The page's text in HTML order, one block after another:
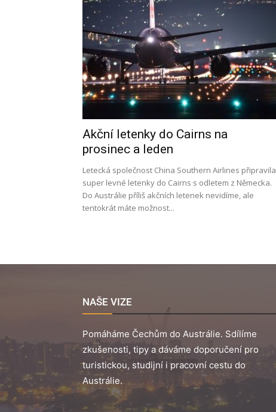
Akční letenky do Cairns na
prosinec a leden
Letecká společnost China Southern Airlines připravila
super levné letenky do Cairns s odletem z Německa.
Do Austrálie příliš akčních letenek nevidíme, ale
tentokrát máte možnost...
NAŠE VIZE
Pomáháme Čechům do Austrálie. Sdílíme
zkušenosti, tipy a dáváme doporučení pro
turistickou, studijní i pracovní cestu do
Austrálie.